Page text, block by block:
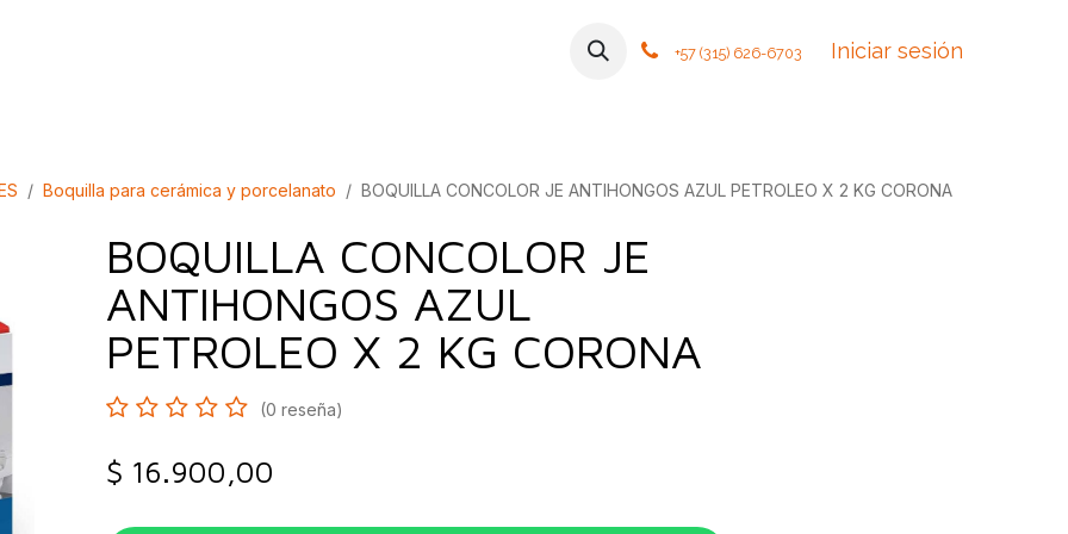
Contáctanos Foro Cursos Tiendas
+57 (315) 626-6703 Iniciar sesión
Boquilla para cerámica y porcelanato BOQUILLA CONCOLOR JE ANTIHONGOS AZUL PETROLEO X 2 KG CORONA
BOQUILLA CONCOLOR JE
ANTIHONGOS AZUL
PETROLEO X 2 KG CORONA
(0 reseña)
$ 16.900,00